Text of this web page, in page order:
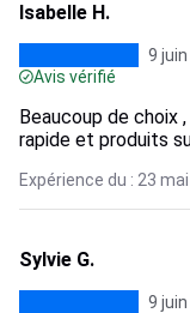
Isabelle H.
9
Avis vérifié
Beaucoup de choix
rapide et produits
Expérience du : 23
Sylvie G.
9